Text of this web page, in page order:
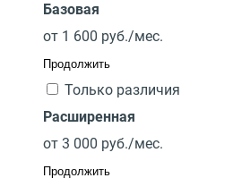
Базовая
от 1 600 руб./мес.
Продолжить
Только различия
Расширенная
от 3 000 руб./мес.
Продолжить